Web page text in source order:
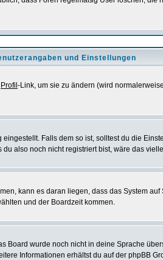
und Einstellungen
Profil -Link, um sie zu ändern (wird
Falls dem so ist, solltest du die
also noch nicht registriert bist, wäre das
kann es daran liegen, dass das System
und der Boardzeit kommen.
wurde noch nicht in deine Sprache
Informationen erhältst du auf der phpBB